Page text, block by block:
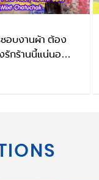
ชอบงานผ้า ต้อง
รักร้านนี้แน่นอน